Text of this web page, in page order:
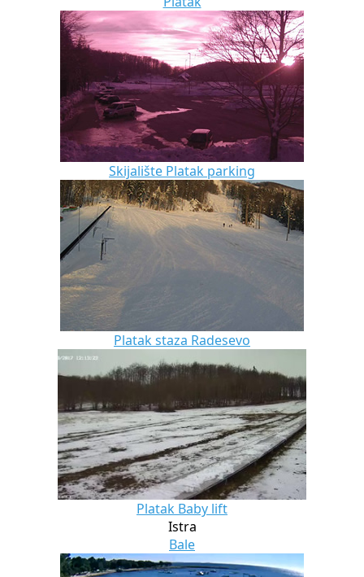
Skijalište Platak parking
Platak staza Radesevo
Platak Baby lift
Istra
Bale